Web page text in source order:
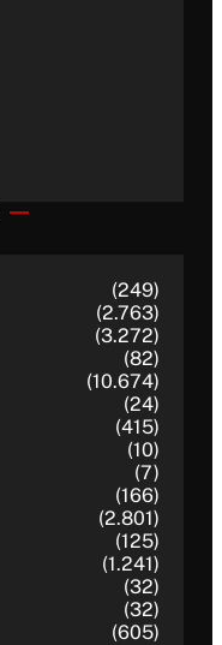
(249)
(2.763)
(3.272)
(82)
(10.674)
(24)
(415)
(10)
(7)
(166)
(2.801)
(125)
(1.241)
(32)
(32)
(605)